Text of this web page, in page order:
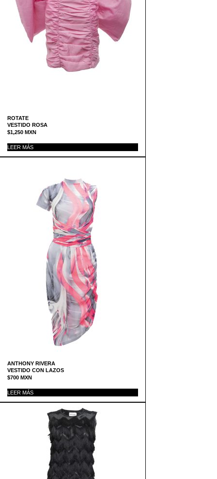
ROTATE
VESTIDO ROSA
$1,250 MXN
LEER MÁS
ANTHONY RIVERA
VESTIDO CON LAZOS
$700 MXN
LEER MÁS